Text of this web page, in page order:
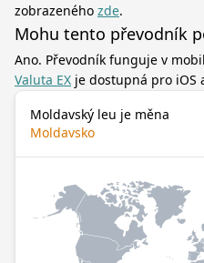
zobrazeného zde.
Mohu tento převodník
Ano. Převodník funguje v
Valuta EX je dostupná pro iOS
Moldavský leu je měna
Moldavsko